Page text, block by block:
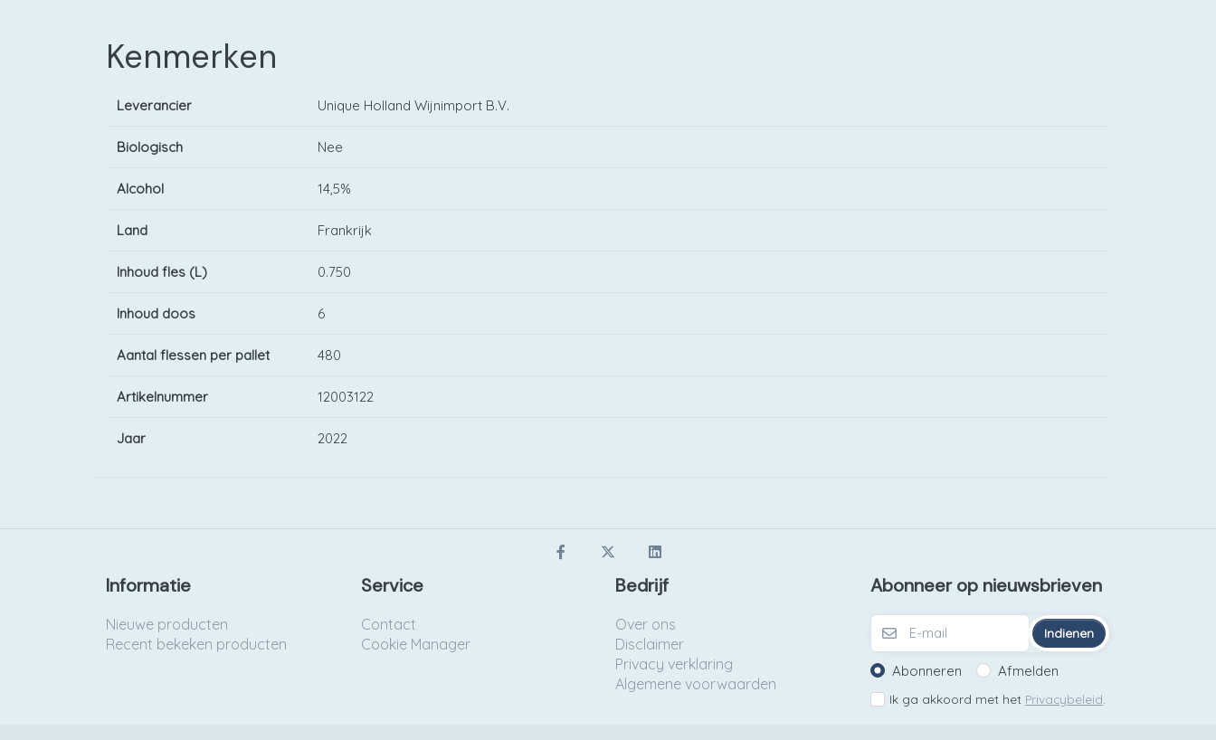
Kenmerken
Leverancier Unique Holland Wijnimport B.V.
Biologisch Nee
Alcohol 14,5%
Land Frankrijk
Inhoud fles (L) 0.750
Inhoud doos 6
Aantal flessen per pallet 480
Artikelnummer 12003122
Jaar 2022
Informatie
Nieuwe producten
Recent bekeken producten
Service
Contact
Cookie Manager
Bedrijf
Over ons
Disclaimer
Privacy verklaring
Algemene voorwaarden
Abonneer op nieuwsbrieven
Indienen
Abonneren Afmelden
Ik ga akkoord met het Privacybeleid